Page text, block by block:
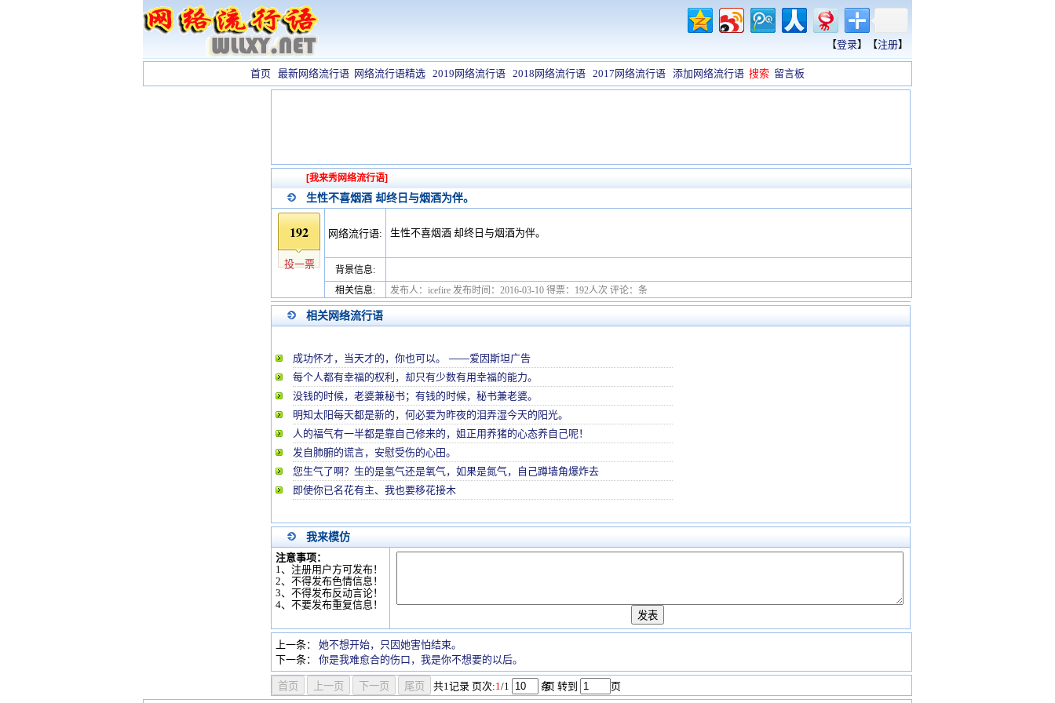
【登录】【注册】
首页 最新网络流行语 网络流行语精选 2019网络流行语 2018网络流行语 2017网络流行语 添加网络流行语 搜索 留言板
[我来秀网络流行语]
生性不喜烟酒 却终日与烟酒为伴。
192
投一票
网络流行语: 生性不喜烟酒 却终日与烟酒为伴。
背景信息:
相关信息:
发布人：icefire 发布时间：2016-03-10 得票：192人次 评论：条
相关网络流行语
成功怀才，当天才的，你也可以。 ——爱因斯坦广告
每个人都有幸福的权利，却只有少数有用幸福的能力。
没钱的时候，老婆兼秘书；有钱的时候，秘书兼老婆。
明知太阳每天都是新的，何必要为昨夜的泪弄湿今天的阳光。
人的福气有一半都是靠自己修来的，姐正用养猪的心态养自己呢！
发自肺腑的谎言，安慰受伤的心田。
您生气了啊？生的是氢气还是氧气，如果是氮气，自己蹲墙角爆炸去
即使你已名花有主、我也要移花接木
我来模仿
注意事项：
1、注册用户方可发布！
2、不得发布色情信息！
3、不得发布反动言论！
4、不要发布重复信息！
上一条：
她不想开始，只因她害怕结束。
下一条：
你是我难愈合的伤口，我是你不想要的以后。
共1记录 页次:1/1 条
/页 转到 页